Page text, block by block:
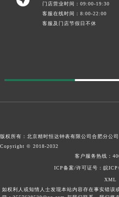
门店营业时间：09:00-19:30
客服在线时间：8:00-22:00
客服及门店节假日不休
版权所有：北京精时恒达钟表有限公司合肥分公司
Copyright © 2018-2032
客户服务热线：
ICP备案/许可证号：皖ICP
XML
如权利人或知情人士发现本站内容存在事实错误